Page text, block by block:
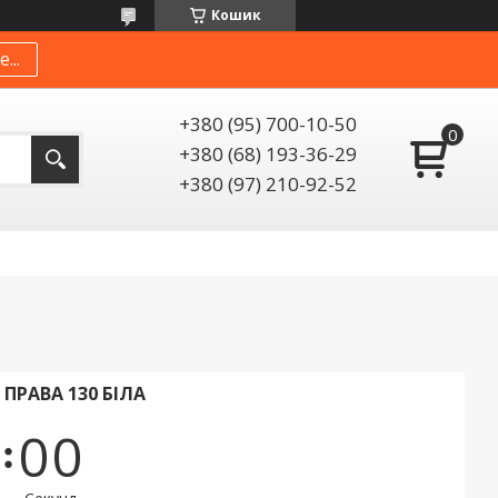
Кошик
+380 (95) 700-10-50
+380 (68) 193-36-29
+380 (97) 210-92-52
130 БІЛА
00